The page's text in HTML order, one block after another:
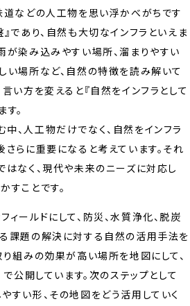
道などの人工物を思い浮かべがちです
であり、自然も大切なインフラといえま
が染み込みやすい場所、溜まりやすい
い場所など、自然の特徴を読み解いて
い方を変えると『自然をインフラとして
。
、人工物だけでなく、自然をインフラ
さらに重要になると考えています。それ
はなく、現代や未来のニーズに対応し
すことです。
ィールドにして、防災、水質浄化、脱炭
課題の解決に対する自然の活用手法を
り組みの効果が高い場所を地図にして、
公開しています。次のステップとして
すい形、その地図をどう活用していく